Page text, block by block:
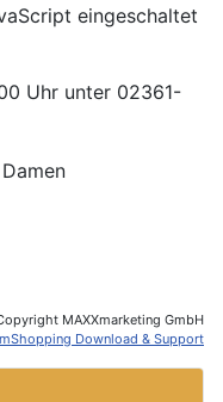
eingeschaltet
Uhr unter 02361-
MAXXmarketing GmbH
Download & Support